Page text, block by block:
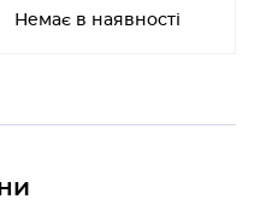
Немає в наявності